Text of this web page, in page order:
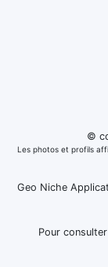
©
Les photos et profils
Geo Niche
Pour